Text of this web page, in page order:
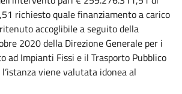
richiesto quale finanziamento a carico
accoglibile a seguito della
2020 della Direzione Generale per i
ad Impianti Fissi e il Trasporto Pubblico
viene valutata idonea al